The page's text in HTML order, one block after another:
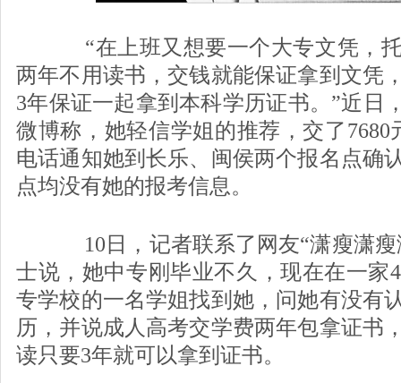
“在上班又想要一个大专文凭，托
两年不用读书，交钱就能保证拿到文凭
3年保证一起拿到本科学历证书。”近日
微博称，她轻信学姐的推荐，交了
电话通知她到长乐、闽侯两个报名点确
点均没有她的报考信息。
10日，记者联系了网友“潇瘦潇瘦
士说，她中专刚毕业不久，现在在一家
专学校的一名学姐找到她，问她有没有
历，并说成人高考交学费两年包拿证书
读只要3年就可以拿到证书。